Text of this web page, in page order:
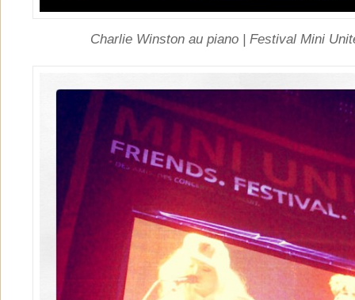
Charlie Winston au piano | Festival Mini